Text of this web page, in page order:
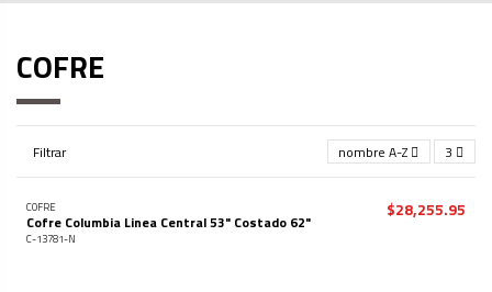
COFRE
Filtrar nombre A-Z 3
COFRE
Cofre Columbia Linea Central 53" Costado 62"
C-13781-N
$28,255.95